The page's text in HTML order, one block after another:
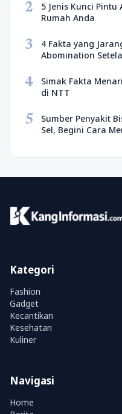
2
5 Jenis Kunci
Rumah Anda
3
4 Fakta yang
Abomination
4
Simak Fakta
di NTT
5
Sumber Penyakit
Sel, Begini Cara
Kategori
Fashion
Gadget
Kecantikan
Kesehatan
Kuliner
Navigasi
Home